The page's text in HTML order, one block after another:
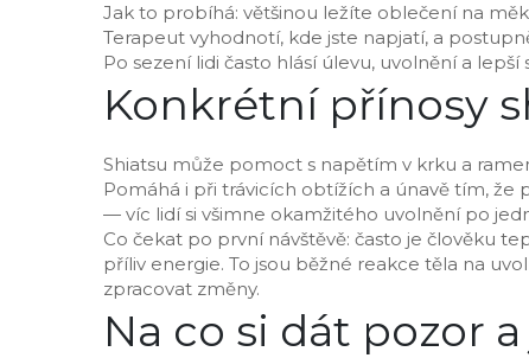
Jak to probíhá: většinou ležíte oblečení na
Terapeut vyhodnotí, kde jste napjatí, a
Po sezení lidi často hlásí úlevu, uvolnění a lepší
Konkrétní přínosy
Shiatsu může pomoct s napětím v krku a
Pomáhá i při trávicích obtížích a únavě tím, že
— víc lidí si všimne okamžitého uvolnění po
Co čekat po první návštěvě: často je člověku
příliv energie. To jsou běžné reakce těla na
zpracovat změny.
Na co si dát pozor